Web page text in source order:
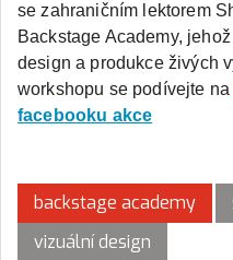
se zahraničním lektorem
Backstage Academy,
design a produkce živých
workshopu se podívejte
facebooku akce
backstage academy
vizuální design